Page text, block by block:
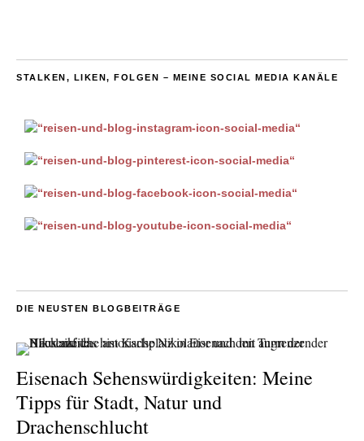
STALKEN, LIKEN, FOLGEN – MEINE SOCIAL MEDIA KANÄLE
DIE NEUSTEN BLOGBEITRÄGE
Eisenach Sehenswürdigkeiten: Meine
Tipps für Stadt, Natur und
Drachenschlucht